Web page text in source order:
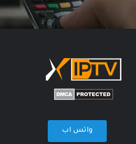
واتس اب